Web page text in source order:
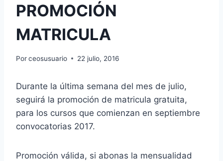
PROMOCIÓN
MATRICULA
Porceosusuario 22 julio, 2016
Durante la última semana del mes de julio,
seguirá la promoción de matricula gratuita,
para los cursos que comienzan en septiembre
convocatorias 2017.
Promoción válida, si abonas la mensualidad